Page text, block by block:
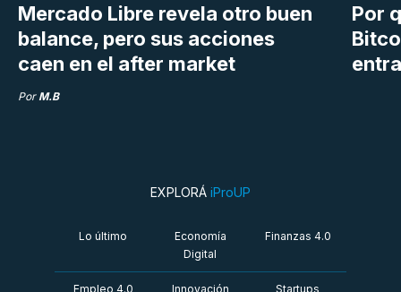
Mercado Libre revela otro buen
balance, pero sus acciones
caen en el after market
Por M.B
Por
EXPLORÁ iProUP
Lo último
Economía
Digital
Finanzas 4.0
Empleo 4.0 Innovación Startups